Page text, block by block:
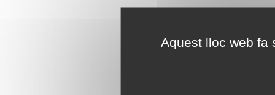
Aquest lloc web fa